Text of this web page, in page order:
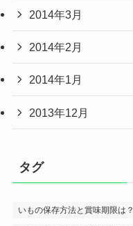
2014年3月
2014年2月
2014年1月
2013年12月
タグ
いもの保存方法と賞味期限は？